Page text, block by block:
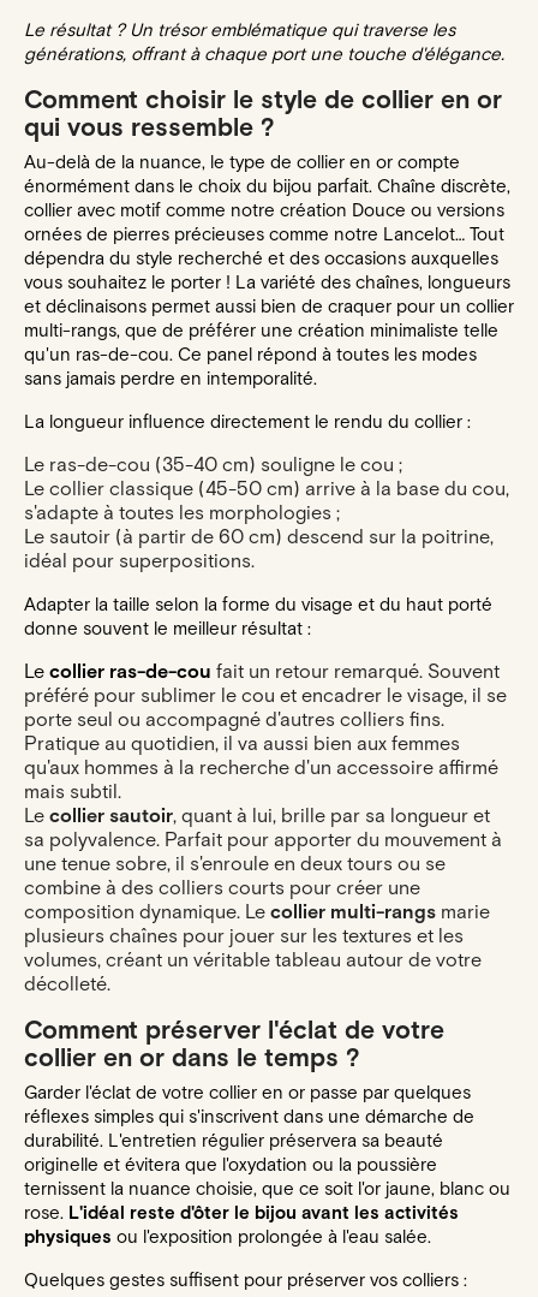
Le résultat ? Un trésor emblématique qui traverse les
générations, offrant à chaque port une touche d'élégance.
Comment choisir le style de collier en or
qui vous ressemble ?
Au-delà de la nuance, le type de collier en or compte
énormément dans le choix du bijou parfait. Chaîne discrète,
collier avec motif comme notre création Douce ou versions
ornées de pierres précieuses comme notre Lancelot… Tout
dépendra du style recherché et des occasions auxquelles
vous souhaitez le porter ! La variété des chaînes, longueurs
et déclinaisons permet aussi bien de craquer pour un collier
multi-rangs, que de préférer une création minimaliste telle
qu'un ras-de-cou. Ce panel répond à toutes les modes
sans jamais perdre en intemporalité.
La longueur influence directement le rendu du collier :
Le ras-de-cou (35-40 cm) souligne le cou ;
Le collier classique (45-50 cm) arrive à la base du cou,
s'adapte à toutes les morphologies ;
Le sautoir (à partir de 60 cm) descend sur la poitrine,
idéal pour superpositions.
Adapter la taille selon la forme du visage et du haut porté
donne souvent le meilleur résultat :
Lecollier ras-de-cou fait un retour remarqué. Souvent
préféré pour sublimer le cou et encadrer le visage, il se
porte seul ou accompagné d'autres colliers fins.
Pratique au quotidien, il va aussi bien aux femmes
qu'aux hommes à la recherche d'un accessoire affirmé
mais subtil.
Lecollier sautoir, quant à lui, brille par sa longueur et
sa polyvalence. Parfait pour apporter du mouvement à
une tenue sobre, il s'enroule en deux tours ou se
combine à des colliers courts pour créer une
composition dynamique. Lecollier multi-rangs marie
plusieurs chaînes pour jouer sur les textures et les
volumes, créant un véritable tableau autour de votre
décolleté.
Comment préserver l'éclat de votre
collier en or dans le temps ?
Garder l'éclat de votre collier en or passe par quelques
réflexes simples qui s'inscrivent dans une démarche de
durabilité. L'entretien régulier préservera sa beauté
originelle et évitera que l'oxydation ou la poussière
ternissent la nuance choisie, que ce soit l'or jaune, blanc ou
rose. L'idéal reste d'ôter le bijou avant les activités
physiques ou l'exposition prolongée à l'eau salée.
Quelques gestes suffisent pour préserver vos colliers :